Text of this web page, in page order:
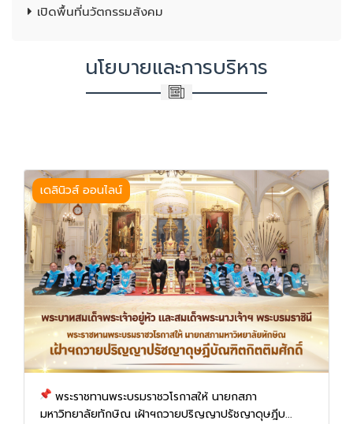
เปิดพื้นที่นวัตกรรมสังคม
นโยบายและการบริหาร
เดลินิวส์ ออนไลน์
พระราชทานพระบรมราชวโรกาสให้ นายกสภา
มหาวิทยาลัยทักษิณ เฝ้าฯถวายปริญญาปรัชญาดุษฎีบ...